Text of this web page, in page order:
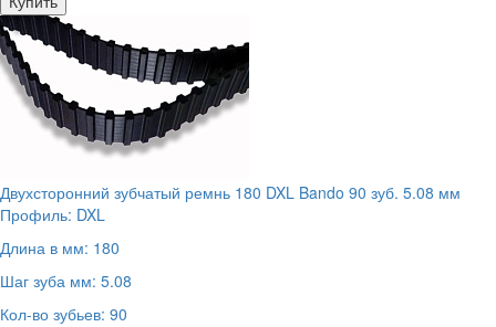
Двухсторонний зубчатый ремнь 180 DXL Bando 90 зуб. 5.08 мм
Профиль: DXL
Длина в мм: 180
Шаг зуба мм: 5.08
Кол-во зубьев: 90